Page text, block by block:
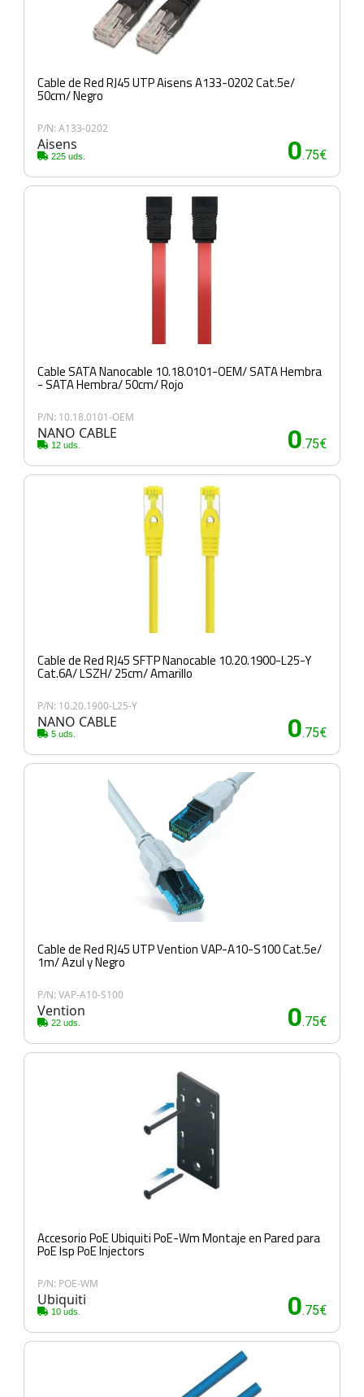
Cable de Red RJ45 UTP Aisens A133-0202 Cat.5e/
50cm/ Negro
P/N: A133-0202
Aisens
225 uds. 0.75€
Cable SATA Nanocable 10.18.0101-OEM/ SATA Hembra
- SATA Hembra/ 50cm/ Rojo
P/N: 10.18.0101-OEM
NANO CABLE
12 uds. 0.75€
Cable de Red RJ45 SFTP Nanocable 10.20.1900-L25-Y
Cat.6A/ LSZH/ 25cm/ Amarillo
P/N: 10.20.1900-L25-Y
NANO CABLE
5 uds. 0.75€
Cable de Red RJ45 UTP Vention VAP-A10-S100 Cat.5e/
1m/ Azul y Negro
P/N: VAP-A10-S100
Vention
22 uds. 0.75€
Accesorio PoE Ubiquiti PoE-Wm Montaje en Pared para
PoE Isp PoE Injectors
P/N: POE-WM
Ubiquiti
10 uds. 0.75€